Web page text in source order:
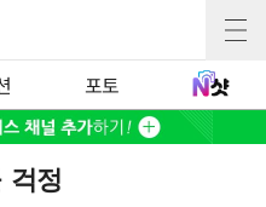
포토
걱정